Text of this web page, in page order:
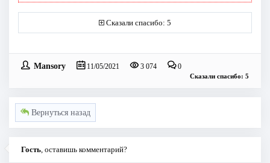
Сказали спасибо: 5
Mansory 11/05/2021 3 074 0
Сказали спасибо: 5
Вернуться назад
Гость , оставишь комментарий?